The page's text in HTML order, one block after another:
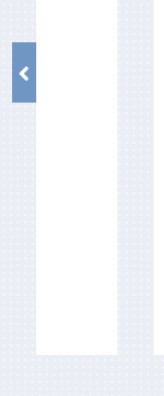
ルシダ ペン
￥